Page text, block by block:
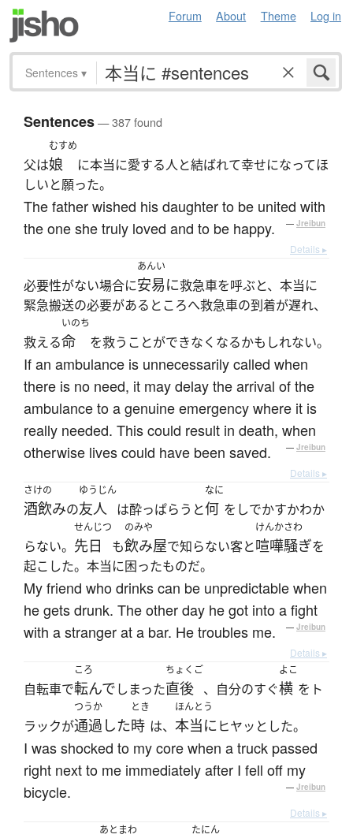
Forum About Theme Log in
Sentences ▾
Sentences— 387 found
父は
むすめ
娘
に本当に愛する人と結ばれて幸せになってほ
しいと願った。
The father wished his daughter to be united with
the one she truly loved and to be happy.
— Jreibun
Details ▸
必要性がない場合に
あんい
安易に救急車を呼ぶと、本当に
緊急搬送の必要があるところへ救急車の到着が遅れ、
救える
いのち
命 を救うことができなくなるかもしれない。
If an ambulance is unnecessarily called when
there is no need, it may delay the arrival of the
ambulance to a genuine emergency where it is
really needed. This could result in death, when
otherwise lives could have been saved.
— Jreibun
Details ▸
さけの
酒飲みの
ゆうじん
友人 は酔っぱらうと
なに
何 をしでかすかわか
らない。
せんじつ
先日 も
のみや
飲み屋で知らない客と
けんかさわ
喧嘩騒ぎを
起こした。本当に困ったものだ。
My friend who drinks can be unpredictable when
he gets drunk. The other day he got into a fight
with a stranger at a bar. He troubles me.
— Jreibun
Details ▸
自転車で
ころ
転んでしまった
ちょくご
直後 、自分のすぐ
よこ
横 をト
ラックが
つうか
通過した
とき
時 は、
ほんとう
本当にヒヤッとした。
I was shocked to my core when a truck passed
right next to me immediately after I fell off my
bicycle.
— Jreibun
Details ▸
あとまわ たにん